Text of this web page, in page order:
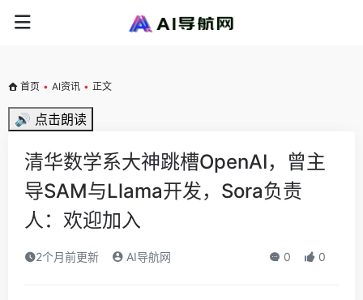
首页 • AI资讯 • 正文
🔊 点击朗读
清华数学系大神跳槽OpenAI，曾主
导SAM与Llama开发，Sora负责
人：欢迎加入
2个月前更新 AI导航网 0 0